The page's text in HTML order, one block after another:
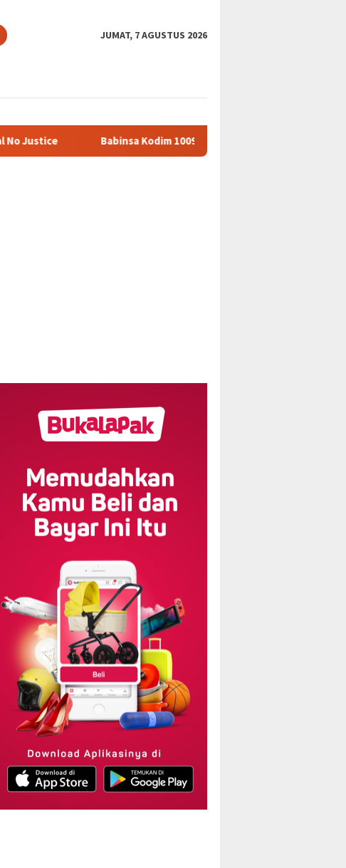
JUMAT, 7 AGUSTUS 2026
Babinsa Kodim 1009/Tanah Laut Latih Paskibra di Wilayah Binaan,